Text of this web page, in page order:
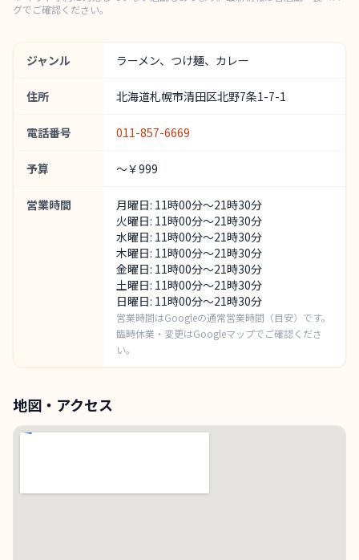
グでご確認ください。
ジャンル ラーメン、つけ麺、カレー
住所 北海道札幌市清田区北野7条1-7-1
電話番号 011-857-6669
予算 ～￥999
営業時間
月曜日: 11時00分～21時30分
火曜日: 11時00分～21時30分
水曜日: 11時00分～21時30分
木曜日: 11時00分～21時30分
金曜日: 11時00分～21時30分
土曜日: 11時00分～21時30分
日曜日: 11時00分～21時30分
営業時間はGoogleの通常営業時間（目安）です。
臨時休業・変更はGoogleマップでご確認くださ
い。
地図・アクセス